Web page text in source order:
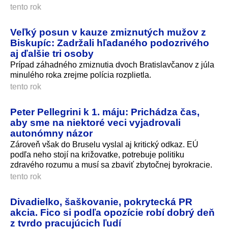
tento rok
Veľký posun v kauze zmiznutých mužov z
Biskupíc: Zadržali hľadaného podozrivého
aj ďalšie tri osoby
Prípad záhadného zmiznutia dvoch Bratislavčanov z júla
minulého roka zrejme polícia rozplietla.
tento rok
Peter Pellegrini k 1. máju: Prichádza čas,
aby sme na niektoré veci vyjadrovali
autonómny názor
Zároveň však do Bruselu vyslal aj kritický odkaz. EÚ
podľa neho stojí na križovatke, potrebuje politiku
zdravého rozumu a musí sa zbaviť zbytočnej byrokracie.
tento rok
Divadielko, šaškovanie, pokrytecká PR
akcia. Fico si podľa opozície robí dobrý deň
z tvrdo pracujúcich ľudí